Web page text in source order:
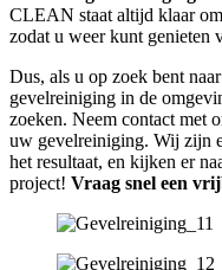
CLEAN staat altijd klaar
zodat u weer kunt genieten
Dus, als u op zoek bent
gevelreiniging in de
zoeken. Neem contact met
uw gevelreiniging. Wij zijn
het resultaat, en kijken er
project! Vraag snel een